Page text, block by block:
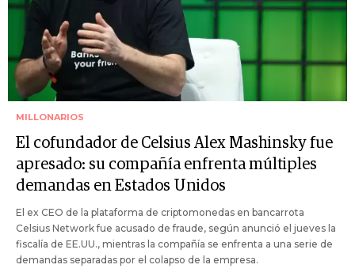
MILLONARIOS
El cofundador de Celsius Alex Mashinsky fue
apresado: su compañía enfrenta múltiples
demandas en Estados Unidos
El ex CEO de la plataforma de criptomonedas en bancarrota
Celsius Network fue acusado de fraude, según anunció el jueves la
fiscalía de EE.UU., mientras la compañía se enfrenta a una serie de
demandas separadas por el colapso de la empresa.